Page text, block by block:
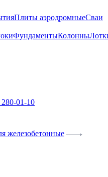
Плиты аэродромныеСваи
ФундаментыКолонны
01-10
железобетонные